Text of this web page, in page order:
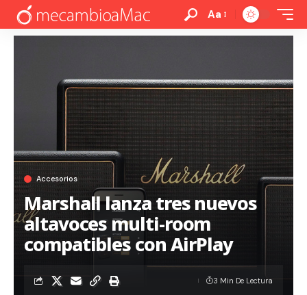
Aa
Accesorios
Marshall lanza tres nuevos
altavoces multi-room
compatibles con AirPlay
3 Min De Lectura